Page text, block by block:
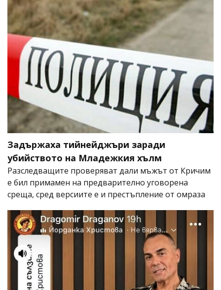
Задържаха тийнейджъри заради
убийството на Младежкия хълм
Разследващите проверяват дали мъжът от Кричим
е бил примамен на предварително уговорена
среща, сред версиите е и престъпление от омраза